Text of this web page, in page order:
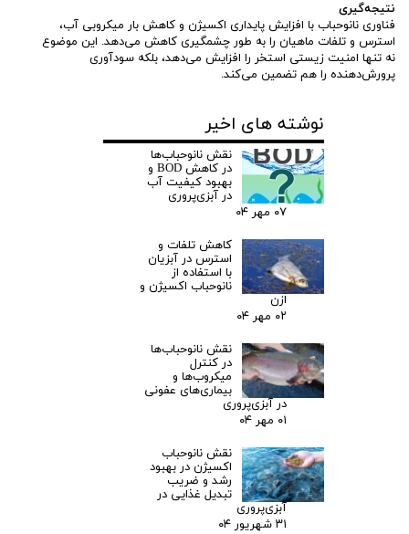
نتیجه‌گیری
فناوری نانوحباب با افزایش پایداری اکسیژن و کاهش بار میکروبی آب،
استرس و تلفات ماهیان را به طور چشمگیری کاهش می‌دهد. این موضوع
نه تنها امنیت زیستی استخر را افزایش می‌دهد، بلکه سودآوری
پرورش‌دهنده را هم تضمین می‌کند.
نوشته های اخیر
نقش نانوحباب‌ها
در کاهش BOD و
بهبود کیفیت آب
در آبزی‌پروری
۰۷ مهر ۰۴
کاهش تلفات و
استرس در آبزیان
با استفاده از
نانوحباب اکسیژن و
ازن
۰۲ مهر ۰۴
نقش نانوحباب‌ها
در کنترل
میکروب‌ها و
بیماری‌های عفونی
در آبزی‌پروری
۰۱ مهر ۰۴
نقش نانوحباب
اکسیژن در بهبود
رشد و ضریب
تبدیل غذایی در
آبزی‌پروری
۳۱ شهریور ۰۴